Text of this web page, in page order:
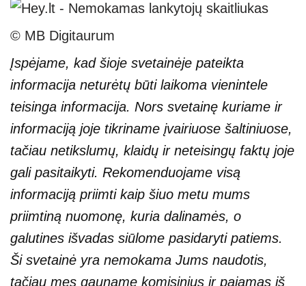
© MB Digitaurum
Įspėjame, kad šioje svetainėje pateikta
informacija neturėtų būti laikoma vienintele
teisinga informacija. Nors svetainę kuriame ir
informaciją joje tikriname įvairiuose šaltiniuose,
tačiau netikslumų, klaidų ir neteisingų faktų joje
gali pasitaikyti. Rekomenduojame visą
informaciją priimti kaip šiuo metu mums
priimtiną nuomonę, kuria dalinamės, o
galutines išvadas siūlome pasidaryti patiems.
Ši svetainė yra nemokama Jums naudotis,
tačiau mes gauname komisinius ir pajamas iš